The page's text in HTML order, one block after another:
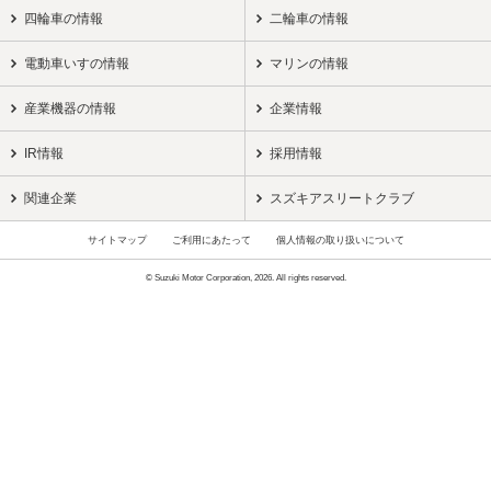
四輪車の情報 二輪車の情報
電動車いすの情報 マリンの情報
産業機器の情報 企業情報
IR情報 採用情報
関連企業 スズキアスリートクラブ
サイトマップ ご利用にあたって 個人情報の取り扱いについて
© Suzuki Motor Corporation, 2026. All rights reserved.